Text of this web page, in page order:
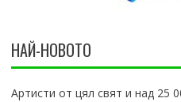
НАЙ-НОВОТО
Артисти от цял свят и над 25